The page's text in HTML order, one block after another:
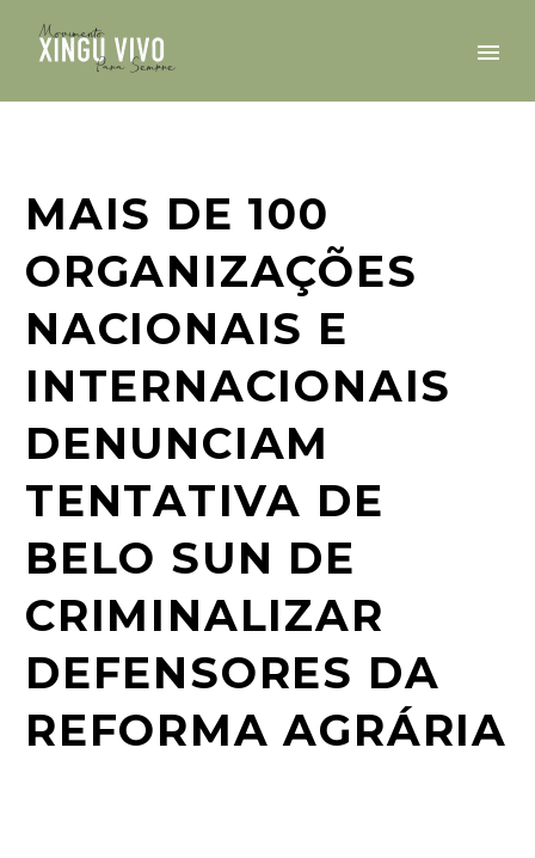
MAIS DE 100
ORGANIZAÇÕES
NACIONAIS E
INTERNACIONAIS
DENUNCIAM
TENTATIVA DE
BELO SUN DE
CRIMINALIZAR
DEFENSORES DA
REFORMA AGRÁRIA